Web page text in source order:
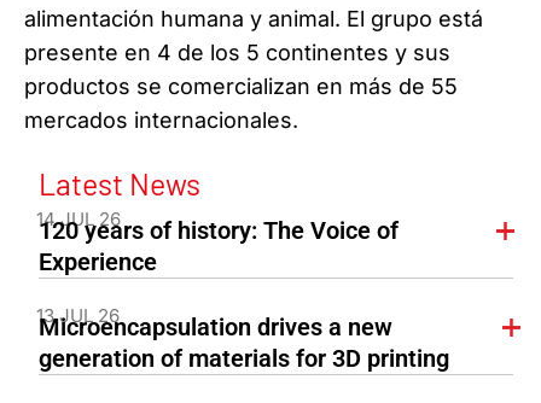
alimentación humana y animal. El grupo está
presente en 4 de los 5 continentes y sus
productos se comercializan en más de 55
mercados internacionales.
Latest News
14 JUL 26
120 years of history: The Voice of
Experience
13 JUL 26
Microencapsulation drives a new
generation of materials for 3D printing